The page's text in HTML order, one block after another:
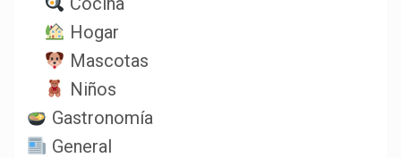
Hogar
Mascotas
Niños
Gastronomía
General